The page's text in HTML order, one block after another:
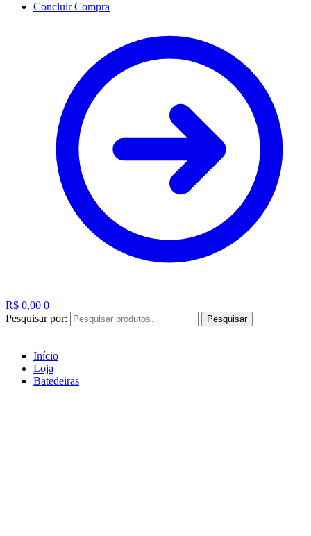
Concluir Compra
R$ 0,00 0
Pesquisar por:
Pesquisar
Início
Loja
Batedeiras